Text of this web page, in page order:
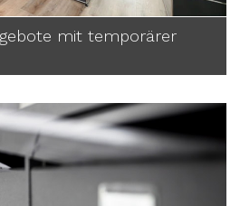
mit temporärer